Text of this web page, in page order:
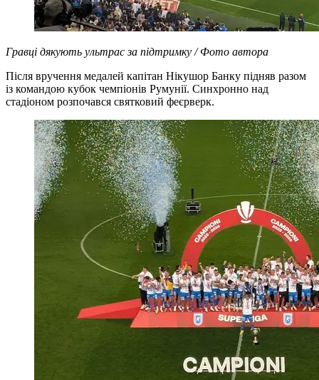
Гравці дякують ультрас за підтримку / Фото автора
Після вручення медалей капітан Нікушор Банку підняв разом
із командою кубок чемпіонів Румунії. Синхронно над
стадіоном розпочався святковий феєрверк.